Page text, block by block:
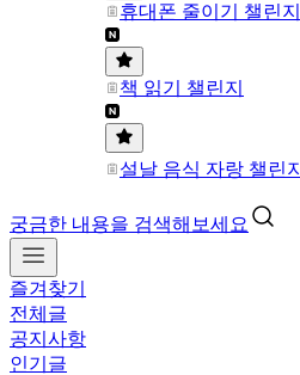
휴대폰 줄이기 챌린지
책 읽기 챌린지
설날 음식 자랑 챌린지
궁금한 내용을 검색해보세요
즐겨찾기
전체글
공지사항
인기글